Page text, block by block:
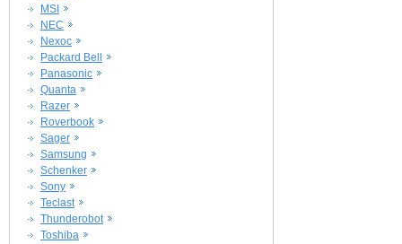
MSI
NEC
Nexoc
Packard Bell
Panasonic
Quanta
Razer
Roverbook
Sager
Samsung
Schenker
Sony
Teclast
Thunderobot
Toshiba